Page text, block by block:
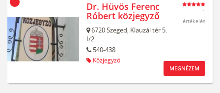
Dr. Hüvös Ferenc
Róbert közjegyző
6720Szeged, Klauzál tér 5.
I/2.
540-438
Közjegyző
1
értékelés
MEGNÉZEM